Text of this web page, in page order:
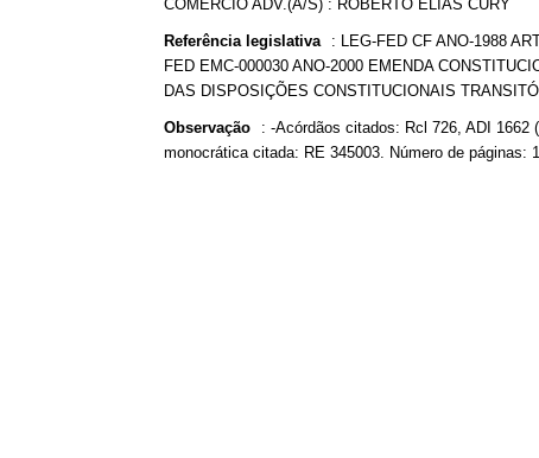
COMÉRCIO ADV.(A/S) : ROBERTO ELIAS CURY
Referência legislativa : LEG-FED CF ANO-1988
FED EMC-000030 ANO-2000 EMENDA
DAS DISPOSIÇÕES CONSTITUCIONAIS
Observação : -Acórdãos citados: Rcl 726, ADI 1662
monocrática citada: RE 345003. Número de páginas: